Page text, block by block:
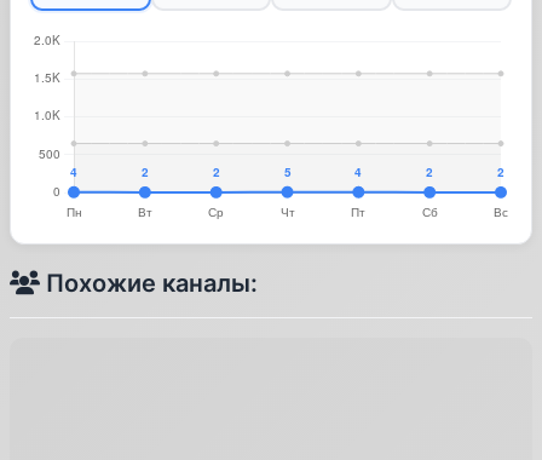
Похожие каналы: